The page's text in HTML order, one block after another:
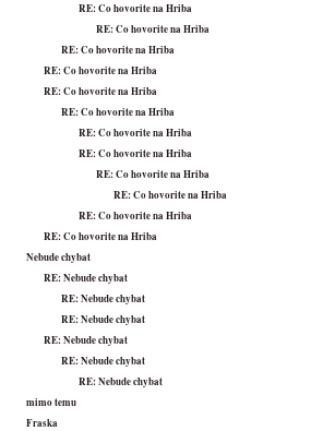
RE: Co hovorite na Hriba
RE: Co hovorite na Hriba
RE: Co hovorite na Hriba
RE: Co hovorite na Hriba
RE: Co hovorite na Hriba
RE: Co hovorite na Hriba
RE: Co hovorite na Hriba
RE: Co hovorite na Hriba
RE: Co hovorite na Hriba
RE: Co hovorite na Hriba
RE: Co hovorite na Hriba
RE: Co hovorite na Hriba
Nebude chybat
RE: Nebude chybat
RE: Nebude chybat
RE: Nebude chybat
RE: Nebude chybat
RE: Nebude chybat
RE: Nebude chybat
mimo temu
Fraska